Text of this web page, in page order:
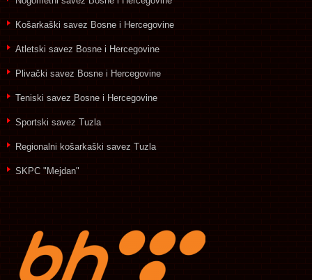
Košarkaški savez Bosne i Hercegovine
Atletski savez Bosne i Hercegovine
Plivački savez Bosne i Hercegovine
Teniski savez Bosne i Hercegovine
Sportski savez Tuzla
Regionalni košarkaški savez Tuzla
SKPC "Mejdan"